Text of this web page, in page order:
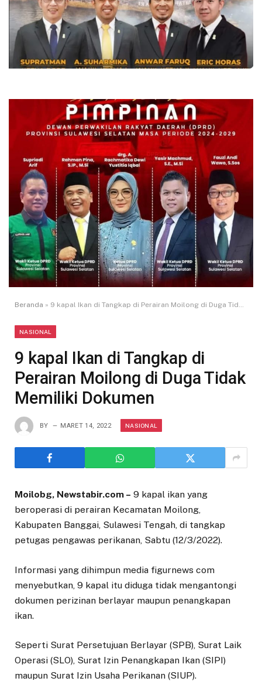
Beranda » 9 kapal Ikan di Tangkap di Perairan Moilong di Duga Tidak Memiliki Dokumen
NASIONAL
9 kapal Ikan di Tangkap di
Perairan Moilong di Duga Tidak
Memiliki Dokumen
BY MARET 14, 2022 NASIONAL
Moilobg, Newstabir.com – 9 kapal ikan yang
beroperasi di perairan Kecamatan Moilong,
Kabupaten Banggai, Sulawesi Tengah, di tangkap
petugas pengawas perikanan, Sabtu (12/3/2022).
Informasi yang dihimpun media figurnews com
menyebutkan, 9 kapal itu diduga tidak mengantongi
dokumen perizinan berlayar maupun penangkapan
ikan.
Seperti Surat Persetujuan Berlayar (SPB), Surat Laik
Operasi (SLO), Surat Izin Penangkapan Ikan (SIPI)
maupun Surat Izin Usaha Perikanan (SIUP).